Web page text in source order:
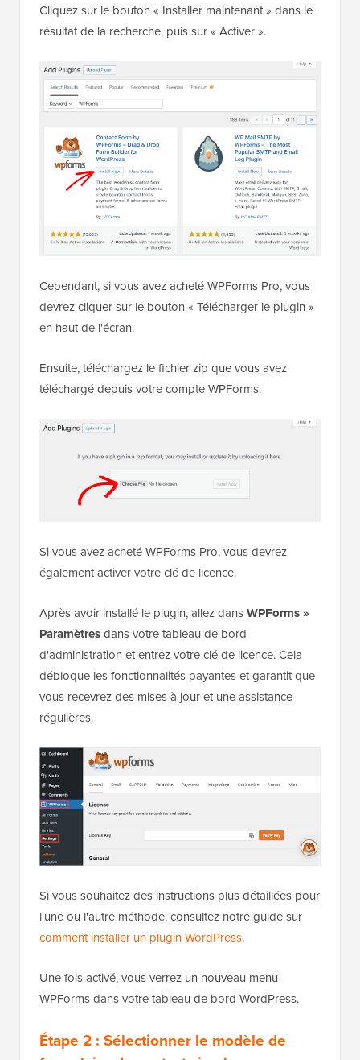
Cliquez sur le bouton « Installer maintenant » dans le
résultat de la recherche, puis sur « Activer ».
Cependant, si vous avez acheté WPForms Pro, vous
devrez cliquer sur le bouton « Télécharger le plugin »
en haut de l'écran.
Ensuite, téléchargez le fichier zip que vous avez
téléchargé depuis votre compte WPForms.
Si vous avez acheté WPForms Pro, vous devrez
également activer votre clé de licence.
Après avoir installé le plugin, allez dansWPForms »
Paramètresdans votre tableau de bord
d'administration et entrez votre clé de licence. Cela
débloque les fonctionnalités payantes et garantit que
vous recevrez des mises à jour et une assistance
régulières.
Si vous souhaitez des instructions plus détaillées pour
l'une ou l'autre méthode, consultez notre guide sur
comment installer un plugin WordPress.
Une fois activé, vous verrez un nouveau menu
WPForms dans votre tableau de bord WordPress.
Étape 2 : Sélectionner le modèle de